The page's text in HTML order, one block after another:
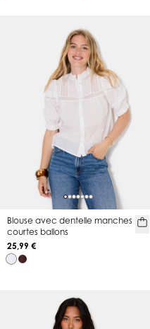
Blouse avec dentelle manches
courtes ballons
25,99 €